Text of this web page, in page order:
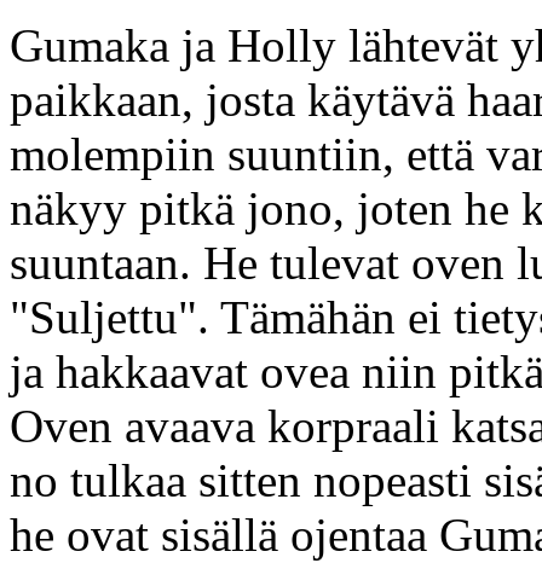
Gumaka ja Holly lähtevät
paikkaan, josta käytävä
molempiin suuntiin, että
näkyy pitkä jono, joten he
suuntaan. He tulevat oven
"Suljettu". Tämähän ei
ja hakkaavat ovea niin
Oven avaava korpraali
no tulkaa sitten nopeasti
he ovat sisällä ojentaa